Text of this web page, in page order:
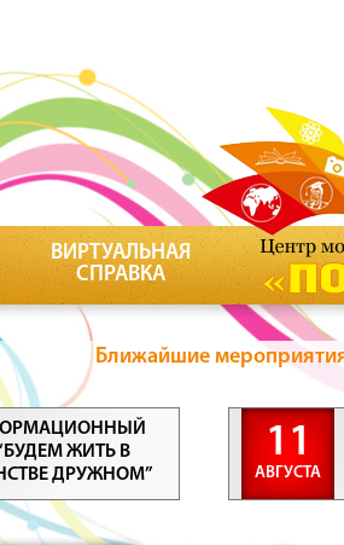
ВИРТУАЛЬНАЯ
СПРАВКА
Ближайшие
ЖИТЬ В
ДРУЖНОМ”
11
АВГУСТА